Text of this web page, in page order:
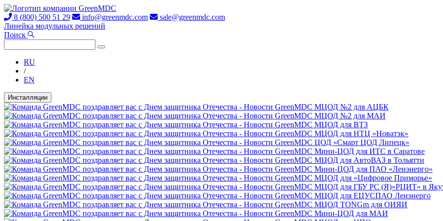
8 (800) 500 51 29 info@greenmdc.com
sale@greenmdc.com
Линейка модульных решений
Поиск
RU
/
EN
Инсталляции
МЦОД №2 для АЦБК
МЦОД №2 для МАИ
МЦОД для ВТЗ
МЦОД для НТЦ «Новатэк»
ЦОД «Смарт ЦОД Липецк»
Мини-ЦОД для ИТС в Саратове
МЦОД для АвтоВАЗ в Тольятти
Мини-ЦОД для ПАО «Ленэнерго»
МЦОД для «Цифровое Приморье»
МЦОД для ГБУ РС (Я)«РЦИТ» в
МЦОД для ЕЦУСПАО Ленэнерго
МЦОД TONGm для ОИЯИ
Мини-ЦОД для МАИ